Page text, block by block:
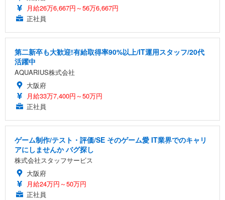
月給26万6,667円～56万6,667円
正社員
第二新卒も大歓迎!有給取得率90%以上/IT運用スタッフ/20代
活躍中
AQUARIUS株式会社
大阪府
月給33万7,400円～50万円
正社員
ゲーム制作/テスト・評価/SE そのゲーム愛 IT業界でのキャリ
アにしませんか バグ探し
株式会社スタッフサービス
大阪府
月給24万円～50万円
正社員